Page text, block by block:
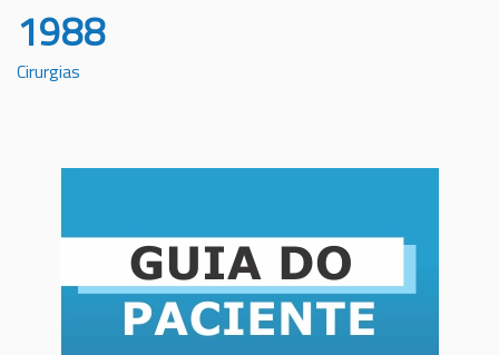
1988
Cirurgias